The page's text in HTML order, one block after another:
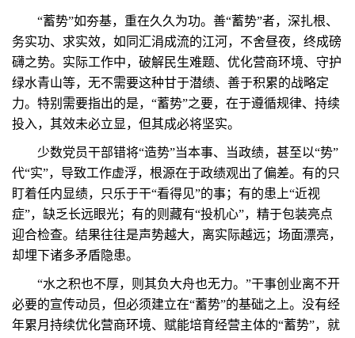
“蓄势”如夯基，重在久久为功。善“蓄势”者，深扎根、
务实功、求实效，如同汇涓成流的江河，不舍昼夜，终成磅
礴之势。实际工作中，破解民生难题、优化营商环境、守护
绿水青山等，无不需要这种甘于潜绩、善于积累的战略定
力。特别需要指出的是，“蓄势”之要，在于遵循规律、持续
投入，其效未必立显，但其成必将坚实。
少数党员干部错将“造势”当本事、当政绩，甚至以“势”
代“实”，导致工作虚浮，根源在于政绩观出了偏差。有的只
盯着任内显绩，只乐于干“看得见”的事；有的患上“近视
症”，缺乏长远眼光；有的则藏有“投机心”，精于包装亮点
迎合检查。结果往往是声势越大，离实际越远；场面漂亮，
却埋下诸多矛盾隐患。
“水之积也不厚，则其负大舟也无力。”干事创业离不开
必要的宣传动员，但必须建立在“蓄势”的基础之上。没有经
年累月持续优化营商环境、赋能培育经营主体的“蓄势”，就